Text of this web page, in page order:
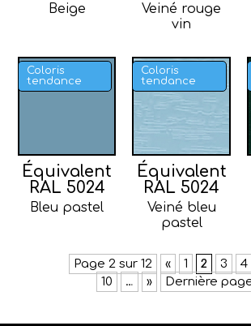
Beige
Veiné rouge
vin
Coloris
tendance
Équivalent
RAL 5024
Bleu pastel
Coloris
tendance
Équivalent
RAL 5024
Veiné bleu
pastel
Page 2 sur 12 « 1 2 3 4
10
… » Dernière